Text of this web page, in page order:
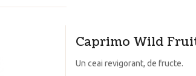
Caprimo Wild
Un ceai revigorant, de fructe.